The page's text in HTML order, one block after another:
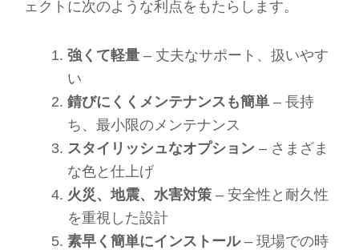
ェクトに次のような利点をもたらします。
強くて軽量 – 丈夫なサポート、扱いやす
い
錆びにくくメンテナンスも簡単 – 長持
ち、最小限のメンテナンス
スタイリッシュなオプション – さまざま
な色と仕上げ
火災、地震、水害対策 – 安全性と耐久性
を重視した設計
素早く簡単にインストール– 現場での時